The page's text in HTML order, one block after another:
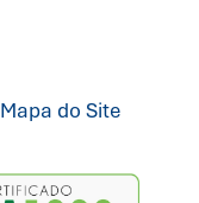
Mapa do Site